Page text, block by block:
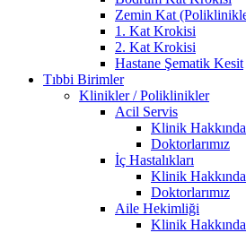
Zemin Kat
1. Kat Krokisi
2. Kat Krokisi
Hastane Şematik Kesit
Tıbbi Birimler
Klinikler / Poliklinikler
Acil Servis
Klinik Hakkında
Doktorlarımız
İç Hastalıkları
Klinik Hakkında
Doktorlarımız
Aile Hekimliği
Klinik Hakkında